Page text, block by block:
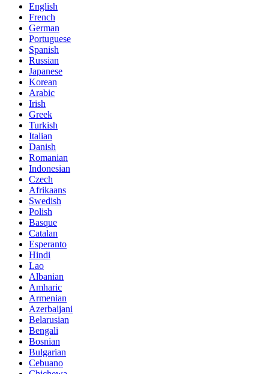
English
French
German
Portuguese
Spanish
Russian
Japanese
Korean
Arabic
Irish
Greek
Turkish
Italian
Danish
Romanian
Indonesian
Czech
Afrikaans
Swedish
Polish
Basque
Catalan
Esperanto
Hindi
Lao
Albanian
Amharic
Armenian
Azerbaijani
Belarusian
Bengali
Bosnian
Bulgarian
Cebuano